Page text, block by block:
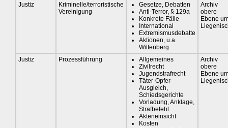
Justiz
Kriminelle/terroristische
Vereinigung
Gesetze, Debatten
Anti-Terror, § 129a
Konkrete Fälle
International
Extremismusdebatte
Aktionen, u.a.
Wittenberg
Archiv
obere
Ebene
Justiz Prozessführung
Allgemeines
Zivilrecht
Jugendstrafrecht
Täter-Opfer-
Ausgleich,
Schiedsgerichte
Vorladung, Anklage,
Strafbefehl
Akteneinsicht
Kosten
Archiv
obere
Ebene